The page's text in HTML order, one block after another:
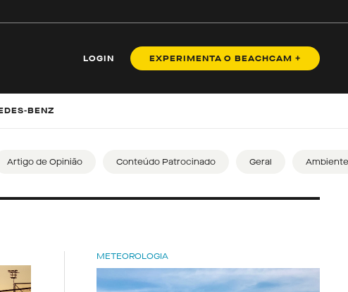
LOGIN EXPERIMENTA O BEACHCAM +
BENZ
Artigo de Opinião Conteúdo Patrocinado Geral Ambiente
METEOROLOGIA